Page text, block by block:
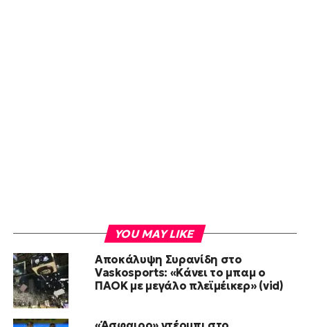
YOU MAY LIKE
Αποκάλυψη Συρανίδη στο
Vaskosports: «Κάνει το μπαμ ο
ΠΑΟΚ με μεγάλο πλεϊμέικερ» (vid)